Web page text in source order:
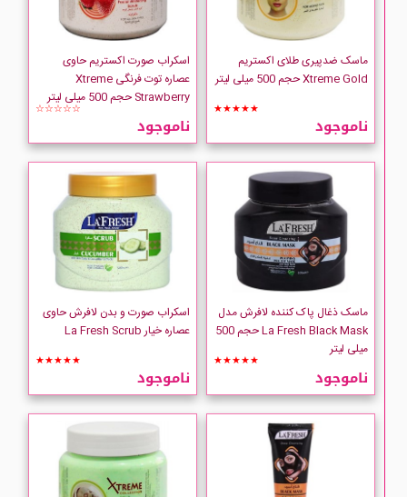
ماسک ضدپیری طلای اکستریم
Xtreme Gold حجم 500 میلی لیتر
★★★★★
ناموجود
اسکراب صورت اکستریم حاوی
عصاره توت فرنگی Xtreme
Strawberry حجم 500 میلی لیتر
☆☆☆☆☆
ناموجود
ماسک ذغال پاک کننده لافرش مدل
La Fresh Black Mask حجم 500
میلی لیتر
★★★★★
ناموجود
اسکراب صورت و بدن لافرش حاوی
عصاره خیار La Fresh Scrub
★★★★★
ناموجود